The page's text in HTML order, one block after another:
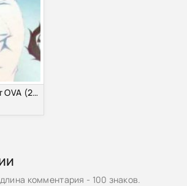
Синий экзорцист OVA (2012)
комментария - 100 знаков.